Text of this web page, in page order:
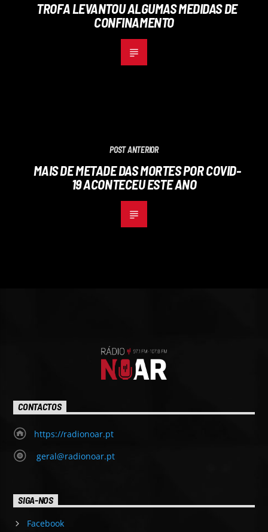
TROFA LEVANTOU ALGUMAS MEDIDAS DE
CONFINAMENTO
POST ANTERIOR
MAIS DE METADE DAS MORTES POR COVID-
19 ACONTECEU ESTE ANO
CONTACTOS
https://radionoar.pt
geral@radionoar.pt
SIGA-NOS
Facebook